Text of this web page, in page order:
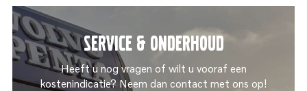
Service & onderhoud
Heeft u nog vragen of wilt u vooraf een
kostenindicatie? Neem dan contact met ons op!